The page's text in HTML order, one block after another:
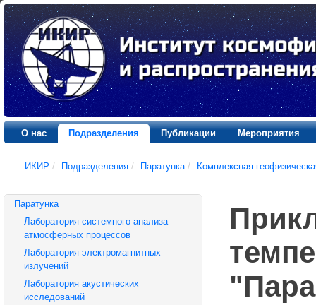
О нас Подразделения Публикации Мероприятия
ИКИР / Подразделения / Паратунка / Комплексная
Паратунка
Лаборатория системного анализа
атмосферных процессов
Лаборатория электромагнитных
излучений
Лаборатория акустических
исследований